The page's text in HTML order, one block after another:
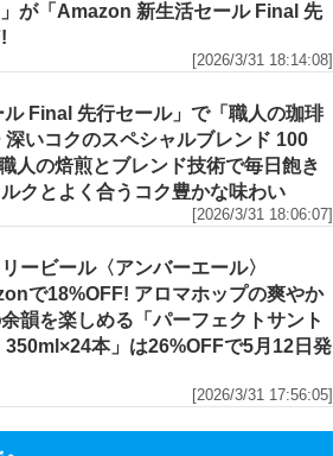
が「Amazon 新生活セール Final 先
[2026/3/31 18:14:08]
ル Final 先行セール」で「職人の珈琲
いコクのスペシャルブレンド 100
人の焙煎とブレンド技術で毎日飽き
クとよく合うコク豊かな味わい
[2026/3/31 18:06:07]
ービール〈アンバーエール〉
で18%OFF! アロマホップの爽やか
韻を楽しめる「パーフェクトサント
350ml×24本」は26%OFFで5月12日発
[2026/3/31 17:56:05]